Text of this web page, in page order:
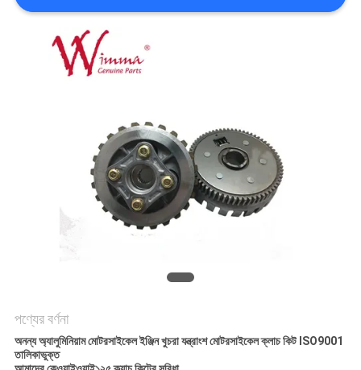
সাইটম্যাপ
পণ্যের বর্ণনা
অনন্য অ্যালুমিনিয়াম মোটরসাইকেল ইঞ্জিন খুচরা যন্ত্রাংশ মোটরসাইকেল ক্লাচ কিট ISO9001
তালিকাভুক্ত